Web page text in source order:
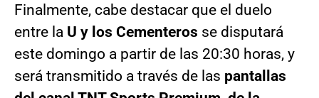
Finalmente, cabe destacar que el duelo
entre la U y los Cementeros se disputará
este domingo a partir de las 20:30 horas, y
será transmitido a través de las pantallas